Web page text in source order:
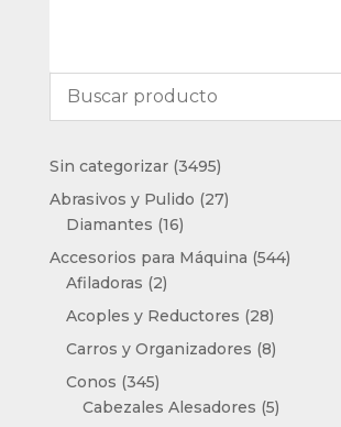
Sin categorizar 34953495
productos
Abrasivos y Pulido 2727
Diamantes 1616
productos
Accesorios para Máquina 544544
Afiladoras 22
productos
Acoples y Reductores 2828
productos
Carros y Organizadores 88
Conos 345345
productos
Cabezales Alesadores 55